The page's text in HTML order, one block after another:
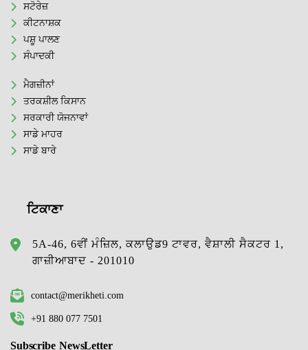
ਸਟੋਰੇਜ਼
ਕੀਟਨਾਸ਼ਕ
ਪਸ਼ੂ ਪਾਲਣ
ਸੰਪਾਦਕੀ
ਮੈਗਜ਼ੀਨਾਂ
ਤਰਕਸ਼ੀਲ ਕਿਸਾਨ
ਸਰਕਾਰੀ ਯੋਜਨਾਵਾਂ
ਸਾਡੇ ਮਾਹਰ
ਸਾਡੇ ਬਾਰੇ
ਟਿਕਾਣਾ
5A-46, 6ਵੀਂ ਮੰਜ਼ਿਲ, ਕਲਾਉਡ9 ਟਾਵਰ, ਵੈਸ਼ਾਲੀ ਸੈਕਟਰ 1,
ਗਾਜ਼ੀਆਬਾਦ - 201010
contact@merikheti.com
+91 880 077 7501
Subscribe NewsLetter